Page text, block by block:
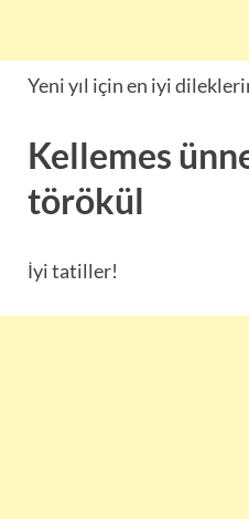
Yeni yıl için en iyi
Kellemes
törökül
İyi tatiller!